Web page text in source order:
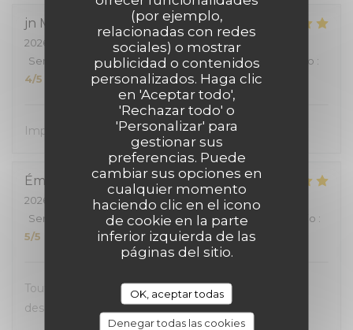
(por ejemplo,
relacionadas con redes
sociales) o mostrar
publicidad o contenidos
personalizados. Haga clic
en 'Aceptar todo',
'Rechazar todo' o
'Personalizar' para
gestionar sus
preferencias. Puede
cambiar sus opciones en
cualquier momento
haciendo clic en el icono
de cookie en la parte
inferior izquierda de las
páginas del sitio.
OK, aceptar todas
Denegar todas las cookies
jn M
2026-07-06
- 12:00 - Invitados 3
Servicio
Ambiente: 5/5 Menú: 5/5 Calidad / Precio :
4/5
Impec, comme d'habitude
Émilie
2026-07-02
- 20:30 - Invitados 5
Servicio
Ambiente: 5/5 Menú 5/5 Calidad / Precio :
5/5
Tout était très bon, les cocktails comme l'ensemble
des plats.